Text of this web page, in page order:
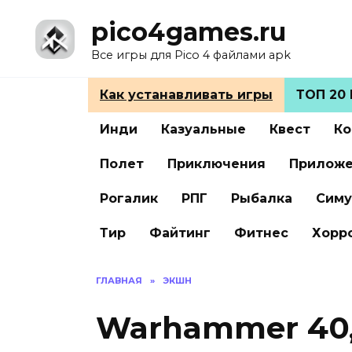
содержанию
pico4games.ru
Все игры для Pico 4 файлами apk
Как устанавливать игры ТОП 20
Инди Казуальные Квест
Полет Приключения
Рогалик РПГ Рыбалка
Тир Файтинг Фитнес
ГЛАВНАЯ » ЭКШН
Warhammer